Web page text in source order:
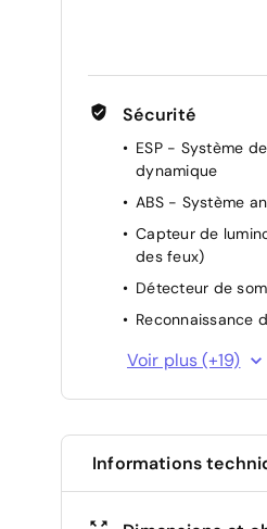
Sécurité
ESP - Système
dynamique
ABS - Système
Capteur de
des feux)
Détecteur de
Reconnaissance
Tapis de sol AV et
Stop&Go
Alerte de
correction
Vitres et lunette
Aide à la
Voir plus (+19)
Informations